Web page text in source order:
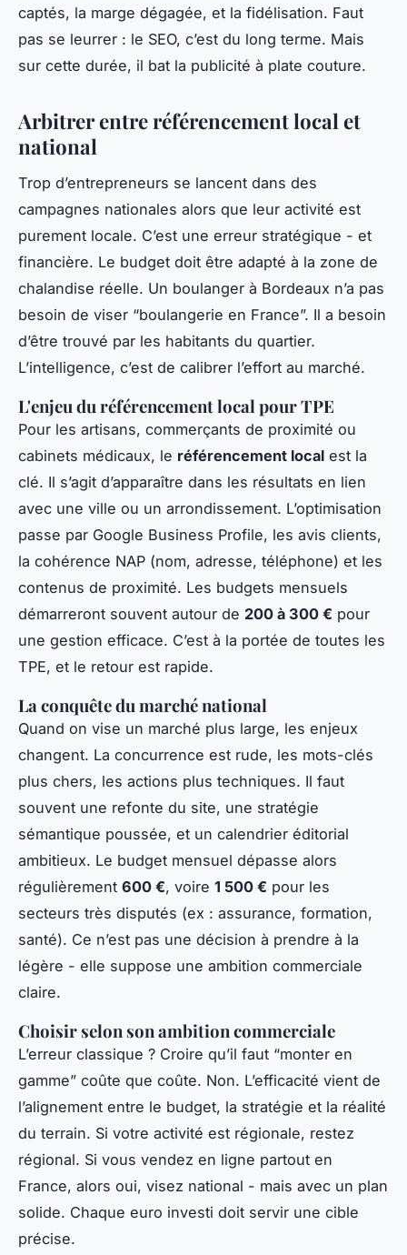
captés, la marge dégagée, et la fidélisation. Faut
pas se leurrer : le SEO, c’est du long terme. Mais
sur cette durée, il bat la publicité à plate couture.
Arbitrer entre référencement local et
national
Trop d’entrepreneurs se lancent dans des
campagnes nationales alors que leur activité est
purement locale. C’est une erreur stratégique - et
financière. Le budget doit être adapté à la zone de
chalandise réelle. Un boulanger à Bordeaux n’a pas
besoin de viser “boulangerie en France”. Il a besoin
d’être trouvé par les habitants du quartier.
L’intelligence, c’est de calibrer l’effort au marché.
L'enjeu du référencement local pour TPE
Pour les artisans, commerçants de proximité ou
cabinets médicaux, le référencement local est la
clé. Il s’agit d’apparaître dans les résultats en lien
avec une ville ou un arrondissement. L’optimisation
passe par Google Business Profile, les avis clients,
la cohérence NAP (nom, adresse, téléphone) et les
contenus de proximité. Les budgets mensuels
démarreront souvent autour de 200 à 300 € pour
une gestion efficace. C’est à la portée de toutes les
TPE, et le retour est rapide.
La conquête du marché national
Quand on vise un marché plus large, les enjeux
changent. La concurrence est rude, les mots-clés
plus chers, les actions plus techniques. Il faut
souvent une refonte du site, une stratégie
sémantique poussée, et un calendrier éditorial
ambitieux. Le budget mensuel dépasse alors
régulièrement 600 €, voire 1 500 € pour les
secteurs très disputés (ex : assurance, formation,
santé). Ce n’est pas une décision à prendre à la
légère - elle suppose une ambition commerciale
claire.
Choisir selon son ambition commerciale
L’erreur classique ? Croire qu’il faut “monter en
gamme” coûte que coûte. Non. L’efficacité vient de
l’alignement entre le budget, la stratégie et la réalité
du terrain. Si votre activité est régionale, restez
régional. Si vous vendez en ligne partout en
France, alors oui, visez national - mais avec un plan
solide. Chaque euro investi doit servir une cible
précise.